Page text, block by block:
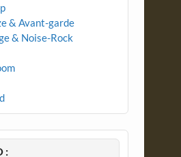
& Avant-garde
& Noise-Rock
: